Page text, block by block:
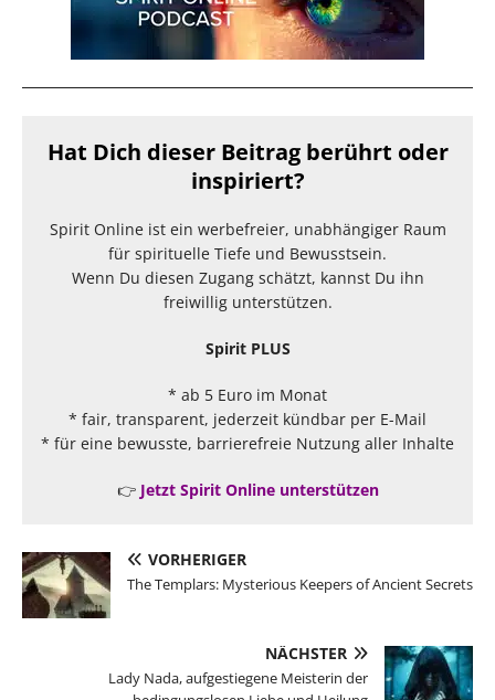
Hat Dich dieser Beitrag berührt oder
inspiriert?
Spirit Online ist ein werbefreier, unabhängiger Raum
für spirituelle Tiefe und Bewusstsein.
Wenn Du diesen Zugang schätzt, kannst Du ihn
freiwillig unterstützen.
Spirit PLUS
* ab 5 Euro im Monat
* fair, transparent, jederzeit kündbar per E-Mail
* für eine bewusste, barrierefreie Nutzung aller Inhalte
👉 Jetzt Spirit Online unterstützen
VORHERIGER
The Templars: Mysterious Keepers of Ancient Secrets
NÄCHSTER
Lady Nada, aufgestiegene Meisterin der